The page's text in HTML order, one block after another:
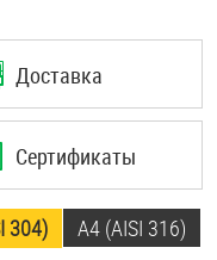
Доставка
Сертификаты
304) A4 (AISI 316)